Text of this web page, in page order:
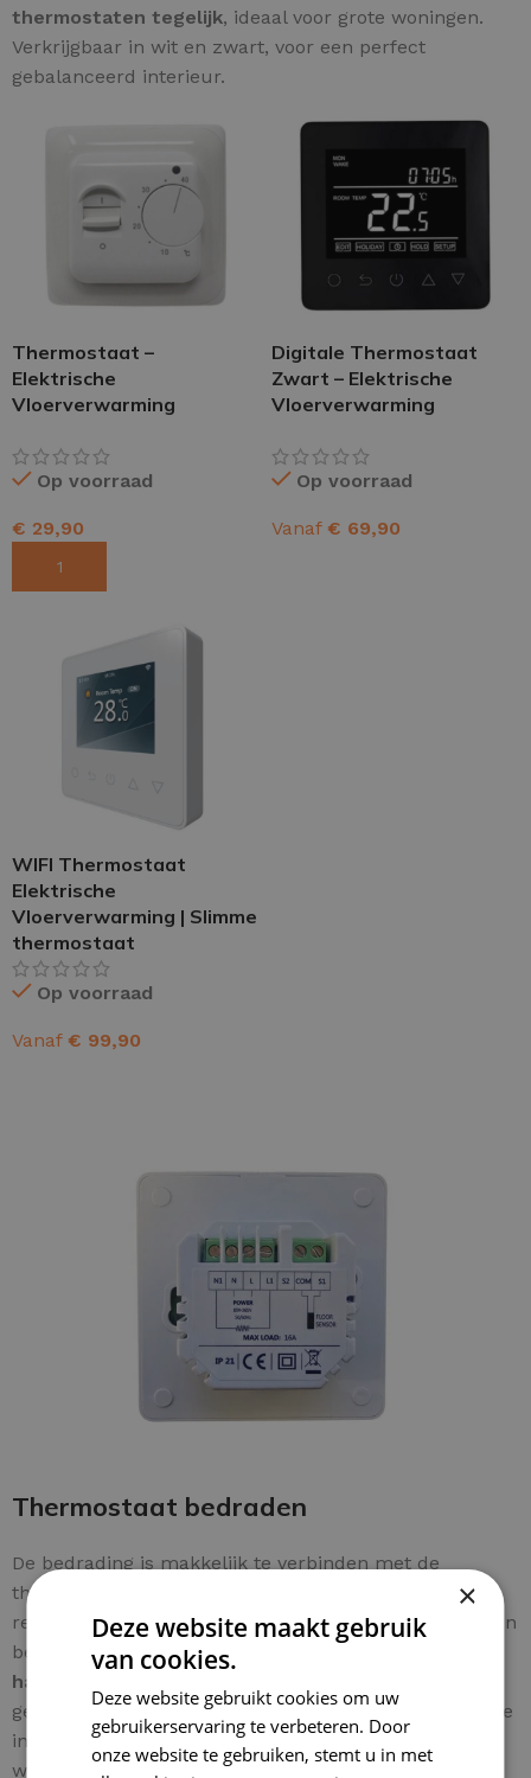
thermostaten tegelijk, ideaal voor grote woningen.
Verkrijgbaar in wit en zwart, voor een perfect
gebalanceerd interieur.
Thermostaat –
Elektrische
Vloerverwarming
Op voorraad
€ 29,90
Digitale Thermostaat
Zwart – Elektrische
Vloerverwarming
Op voorraad
Vanaf € 69,90
WIFI Thermostaat
Elektrische
Vloerverwarming | Slimme
thermostaat
Op voorraad
Vanaf € 99,90
Thermostaat bedraden
De bedrading is makkelijk te verbinden met de
thermostaat. De
rechtstreeks verbonden met deaardingspunt
voor een
betrouwbare installatie. Een
handleiding
gebruiksgemak.Let op:het aansluiten van elektrische
installaties dient officieel door een
worden uitgevoerd.
×
Deze website maakt gebruik
van cookies.
Deze website gebruikt cookies om uw
gebruikerservaring te verbeteren. Door
onze website te gebruiken, stemt u in met